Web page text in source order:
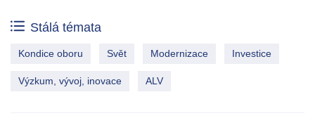
Stálá témata
Kondice oboru Svět Modernizace Investice
Výzkum, vývoj, inovace ALV